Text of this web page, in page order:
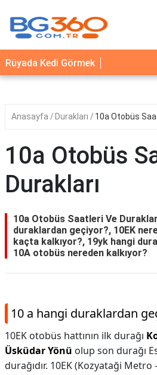
YEMEK
TARİFLERİ
SAĞLIK
İLETİŞİM
Rüyada Kedi Görmek
Anasayfa Durakları 10a Otobüs
10a Otobüs
Durakları
10a Otobüs Saatleri Ve
duraklardan geçiyor?, 10EK
kaçta kalkıyor?, 19yk hangi
10A otobüs nereden kalkıyor?
10 a hangi duraklardan
10EK otobüs hattının ilk durağı
Üsküdar Yönü olup son durağı
durağıdır. 10EK (Kozyataği